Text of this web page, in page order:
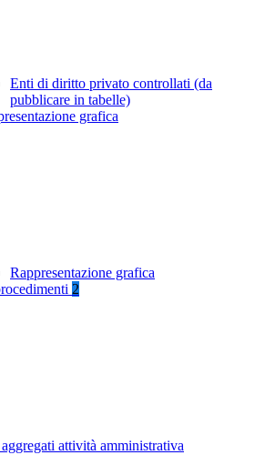
Enti di diritto privato controllati (da
pubblicare in tabelle)
grafica
Rappresentazione grafica
2
attività amministrativa